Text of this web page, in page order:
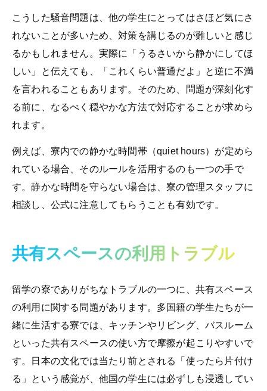
こうした騒音問題は、他の学生にとってはさほど気にさ
れないことが多いため、対策を講じるのが難しいと感じ
るかもしれません。実際に「うるさいから静かにしてほ
しい」と伝えても、「これくらい普通だよ」と逆に不満
を言われることもあります。そのため、問題が深刻化す
る前に、なるべく穏やかな方法で対応することが求めら
れます。
例えば、寮内での静かな時間帯（quiet hours）が定めら
れている場合、そのルールを活用するのも一つの手で
す。静かな時間を守らない場合は、寮の管理スタッフに
相談し、公式に注意してもらうことも有効です。
共有スペースの利用トラブル
留学の寮でありがちなトラブルの一つに、共有スペース
の利用に関する問題があります。多国籍の学生たちが一
緒に生活する寮では、キッチンやリビング、バスルーム
といった共有スペースの使い方で摩擦が起こりやすいで
す。日本の文化では当たり前とされる「使ったら片付け
る」という感覚が、他国の学生には必ずしも浸透してい